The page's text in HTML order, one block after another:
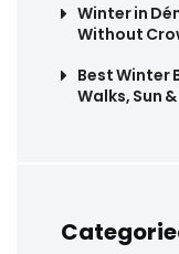
Winter in
Without
Best Winter
Walks, Sun